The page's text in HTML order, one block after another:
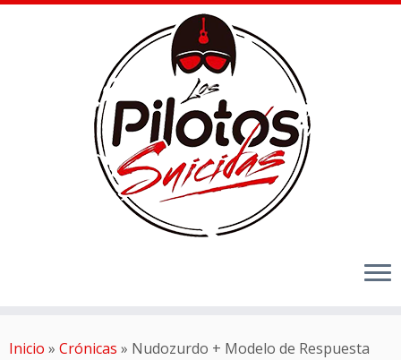
Inicio » Crónicas » Nudozurdo + Modelo de Respuesta